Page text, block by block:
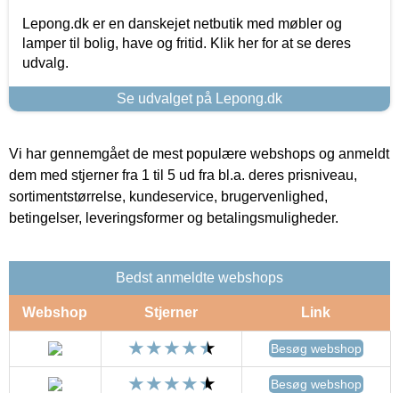
Lepong.dk er en danskejet netbutik med møbler og
lamper til bolig, have og fritid. Klik her for at se deres
udvalg.
Se udvalget på Lepong.dk
Vi har gennemgået de mest populære webshops og anmeldt
dem med stjerner fra 1 til 5 ud fra bl.a. deres prisniveau,
sortimentstørrelse, kundeservice, brugervenlighed,
betingelser, leveringsformer og betalingsmuligheder.
Bedst anmeldte webshops
Webshop Stjerner Link
Besøg webshop
Besøg webshop